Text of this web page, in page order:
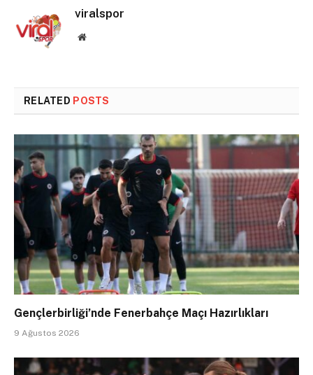
viralspor
Website
RELATED POSTS
Gençlerbirliği’nde Fenerbahçe Maçı Hazırlıkları
9 Ağustos 2026